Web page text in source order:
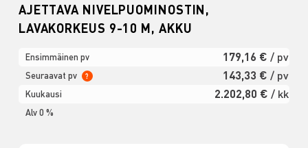
AJETTAVA NIVELPUOMINOSTIN,
LAVAKORKEUS 9-10 M, AKKU
Ensimmäinen pv 179,16 € / pv
Seuraavat pv ? 143,33 € / pv
Kuukausi 2.202,80 € / kk
Alv 0 %